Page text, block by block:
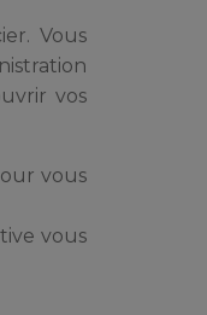
Vous
vos
vous
vous